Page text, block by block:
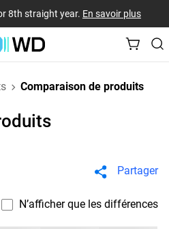
8th straight year. En savoir plus
Comparaison de produits
Partager
N’afficher que les différences